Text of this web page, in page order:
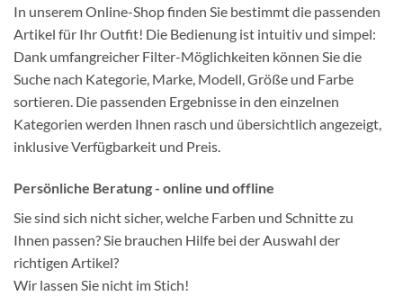
In unserem Online-Shop finden Sie bestimmt die passenden
Artikel für Ihr Outfit! Die Bedienung ist intuitiv und simpel:
Dank umfangreicher Filter-Möglichkeiten können Sie die
Suche nach Kategorie, Marke, Modell, Größe und Farbe
sortieren. Die passenden Ergebnisse in den einzelnen
Kategorien werden Ihnen rasch und übersichtlich angezeigt,
inklusive Verfügbarkeit und Preis.
Persönliche Beratung - online und offline
Sie sind sich nicht sicher, welche Farben und Schnitte zu
Ihnen passen? Sie brauchen Hilfe bei der Auswahl der
richtigen Artikel?
Wir lassen Sie nicht im Stich!